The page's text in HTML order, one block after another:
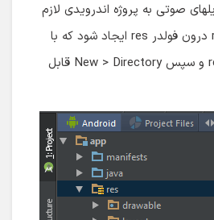
صوتی به پروژه اندرویدی لازم
است یک فولدر با نام raw درون فولدر res ایجاد شود که با
راست کلیک روی پوشه res و سپس New > Directory قابل